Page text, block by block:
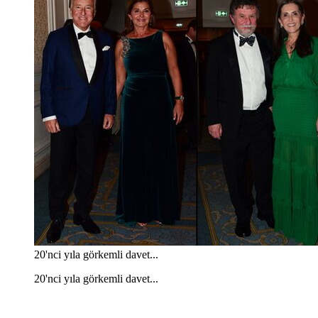
20'nci yıla görkemli davet...
20'nci yıla görkemli davet...